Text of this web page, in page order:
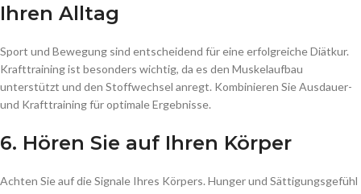
Ihren Alltag
Sport und Bewegung sind entscheidend für eine erfolgreiche Diätkur.
Krafttraining ist besonders wichtig, da es den Muskelaufbau
unterstützt und den Stoffwechsel anregt. Kombinieren Sie Ausdauer-
und Krafttraining für optimale Ergebnisse.
6. Hören Sie auf Ihren Körper
Achten Sie auf die Signale Ihres Körpers. Hunger und Sättigungsgefühl